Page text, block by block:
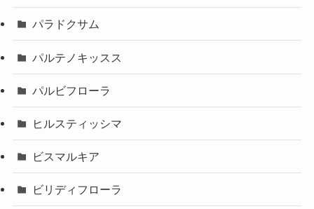
パラドクサム
パルテノキッスス
パルビフローラ
ヒルスティッシマ
ビスマルキア
ビリディフローラ